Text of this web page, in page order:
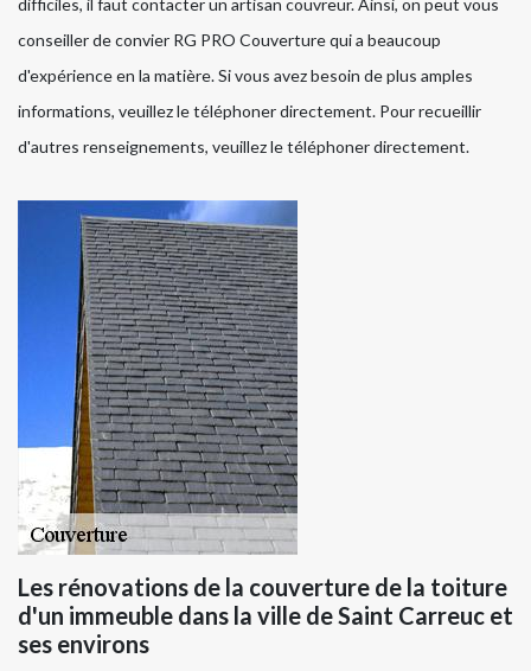
difficiles, il faut contacter un artisan couvreur. Ainsi, on peut vous
conseiller de convier RG PRO Couverture qui a beaucoup
d'expérience en la matière. Si vous avez besoin de plus amples
informations, veuillez le téléphoner directement. Pour recueillir
d'autres renseignements, veuillez le téléphoner directement.
Les rénovations de la couverture de la toiture
d'un immeuble dans la ville de Saint Carreuc et
ses environs